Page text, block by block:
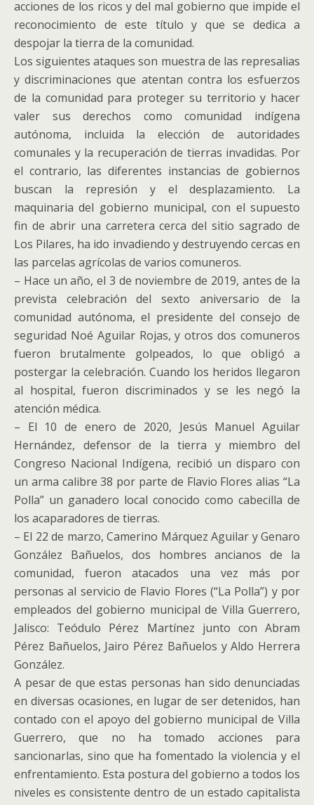
acciones de los ricos y del mal gobierno que impide el
reconocimiento de este título y que se dedica a
despojar la tierra de la comunidad.
Los siguientes ataques son muestra de las represalias
y discriminaciones que atentan contra los esfuerzos
de la comunidad para proteger su territorio y hacer
valer sus derechos como comunidad indígena
autónoma, incluida la elección de autoridades
comunales y la recuperación de tierras invadidas. Por
el contrario, las diferentes instancias de gobiernos
buscan la represión y el desplazamiento. La
maquinaria del gobierno municipal, con el supuesto
fin de abrir una carretera cerca del sitio sagrado de
Los Pilares, ha ido invadiendo y destruyendo cercas en
las parcelas agrícolas de varios comuneros.
– Hace un año, el 3 de noviembre de 2019, antes de la
prevista celebración del sexto aniversario de la
comunidad autónoma, el presidente del consejo de
seguridad Noé Aguilar Rojas, y otros dos comuneros
fueron brutalmente golpeados, lo que obligó a
postergar la celebración. Cuando los heridos llegaron
al hospital, fueron discriminados y se les negó la
atención médica.
– El 10 de enero de 2020, Jesús Manuel Aguilar
Hernández, defensor de la tierra y miembro del
Congreso Nacional Indígena, recibió un disparo con
un arma calibre 38 por parte de Flavio Flores alias “La
Polla” un ganadero local conocido como cabecilla de
los acaparadores de tierras.
– El 22 de marzo, Camerino Márquez Aguilar y Genaro
González Bañuelos, dos hombres ancianos de la
comunidad, fueron atacados una vez más por
personas al servicio de Flavio Flores (“La Polla”) y por
empleados del gobierno municipal de Villa Guerrero,
Jalisco: Teódulo Pérez Martínez junto con Abram
Pérez Bañuelos, Jairo Pérez Bañuelos y Aldo Herrera
González.
A pesar de que estas personas han sido denunciadas
en diversas ocasiones, en lugar de ser detenidos, han
contado con el apoyo del gobierno municipal de Villa
Guerrero, que no ha tomado acciones para
sancionarlas, sino que ha fomentado la violencia y el
enfrentamiento. Esta postura del gobierno a todos los
niveles es consistente dentro de un estado capitalista